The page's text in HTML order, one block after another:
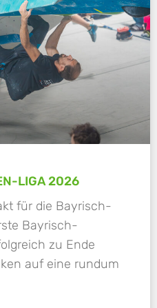
LIGA 2026
für die Bayrisch-
Bayrisch-
zu Ende
auf eine rundum